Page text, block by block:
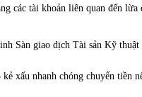
các tài khoản liên quan đến lừa
Sàn giao dịch Tài sản Kỹ
xấu nhanh chóng chuyển tiền